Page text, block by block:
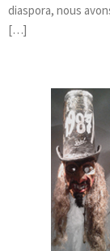
diaspora, nous
[…]